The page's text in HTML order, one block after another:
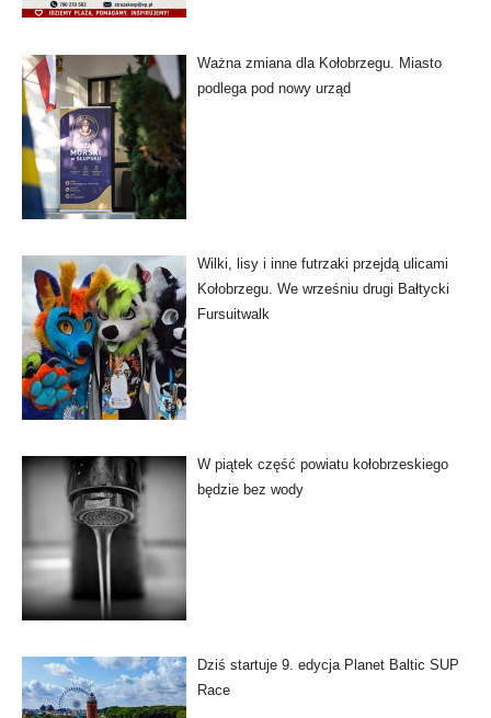
Ważna zmiana dla Kołobrzegu. Miasto
podlega pod nowy urząd
Wilki, lisy i inne futrzaki przejdą ulicami
Kołobrzegu. We wrześniu drugi Bałtycki
Fursuitwalk
W piątek część powiatu kołobrzeskiego
będzie bez wody
Dziś startuje 9. edycja Planet Baltic SUP
Race